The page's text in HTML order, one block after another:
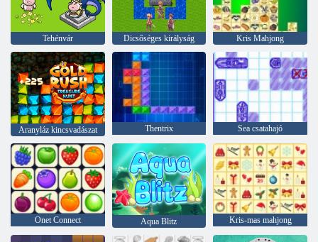
Tehénvár Dicsőséges királyság Kris Mahjong
Aranyláz kincsvadászat Thentrix Sea csatahajó
Onet Connect Aqua Blitz Kris-mas mahjong